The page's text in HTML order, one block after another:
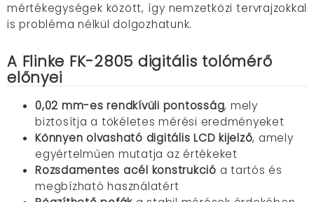
mértékegységek között, így nemzetközi tervrajzokkal
is probléma nélkül dolgozhatunk.
A Flinke FK-2805 digitális tolómérő
előnyei
0,02 mm-es rendkívüli pontosság, mely
biztosítja a tökéletes mérési eredményeket
Könnyen olvasható digitális LCD kijelző, amely
egyértelműen mutatja az értékeket
Rozsdamentes acél konstrukció a tartós és
megbízható használatért